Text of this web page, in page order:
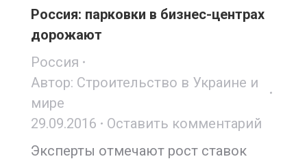
Россия: парковки в бизнес-центрах
дорожают
Россия
Автор: Строительство в Украине и
мире
29.09.2016
Оставить комментарий
Эксперты отмечают рост ставок